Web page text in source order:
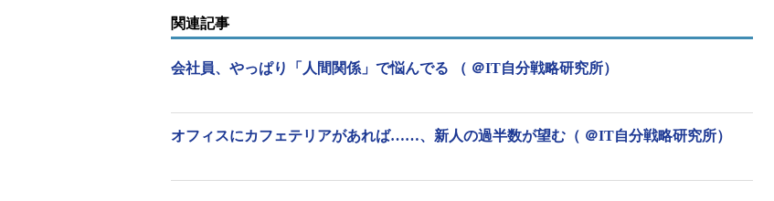
関連記事
会社員、やっぱり「人間関係」で悩んでる （ ＠IT自分戦略研究所）
オフィスにカフェテリアがあれば……、新人の過半数が望む（ ＠IT自分戦略研究所）